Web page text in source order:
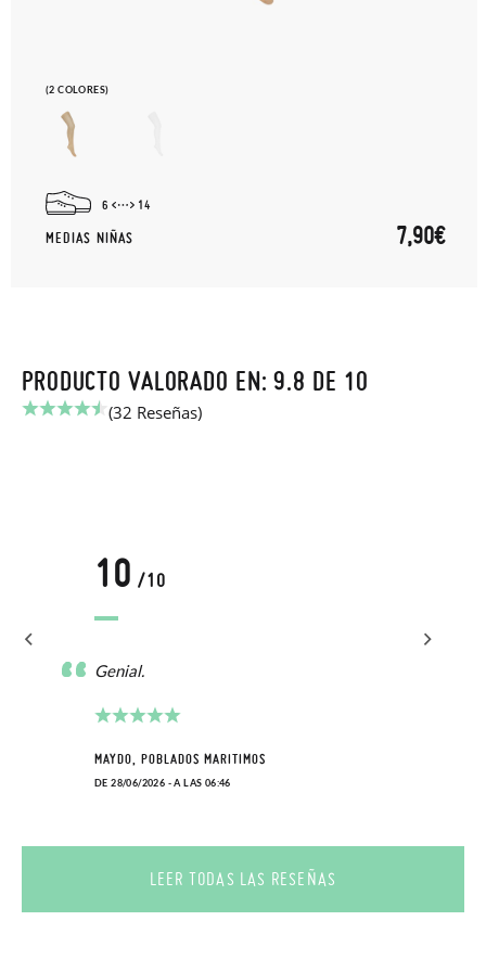
(2 COLORES)
6 14
MEDIAS NIÑAS 7,90€
PRODUCTO VALORADO EN: 9.8 DE 10
(32 Reseñas)
10 /10
Genial.
MAYDO, POBLADOS MARITIMOS
DE 28/06/2026 - A LAS 06:46
LEER TODAS LAS RESEÑAS